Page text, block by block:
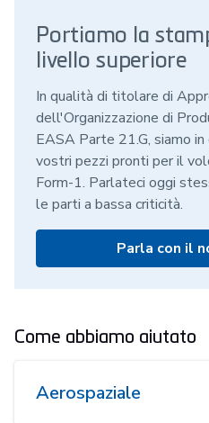
Portiamo la
livello superiore
In qualità di titolare di
dell'Organizzazione di
EASA Parte 21.G, siamo
vostri pezzi pronti per il
Form-1. Parlateci oggi
le parti a bassa criticità.
Parla con il
Come abbiamo aiutato
Aerospaziale